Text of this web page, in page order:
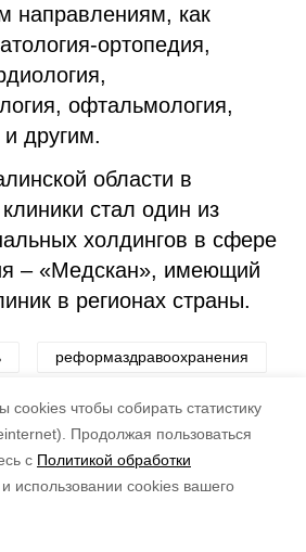
cookies чтобы собирать статистику
Продолжая пользоваться
с Политикой обработки
и использовании cookies вашего
направлениям, как
ортопедия,
офтальмология,
другим.
области в
стал один из
холдингов в сфере
– «Медскан», имеющий
в регионах страны.
реформаздравоохранения